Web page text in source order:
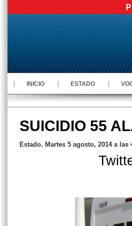
INICIO ESTADO
SUICIDIO 55
Estado, Martes 5 agosto, 2014 a las